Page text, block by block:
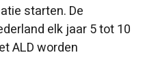
starten. De
elk jaar 5 tot 10
ALD worden